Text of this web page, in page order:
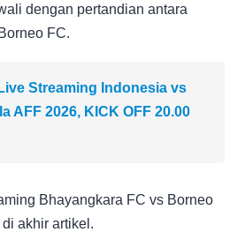
dengan pertandian antara
FC.
Streaming Indonesia vs
AFF 2026, KICK OFF 20.00
Bhayangkara FC vs Borneo
akhir artikel.